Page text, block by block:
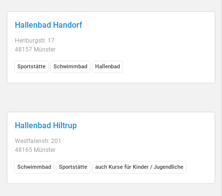
Hallenbad Handorf
Heriburgstr. 17
48157 Münster
Sportstätte Schwimmbad Hallenbad
Hallenbad Hiltrup
Westfalenstr. 201
48165 Münster
Schwimmbad Sportstätte auch Kurse für Kinder / Jugendliche